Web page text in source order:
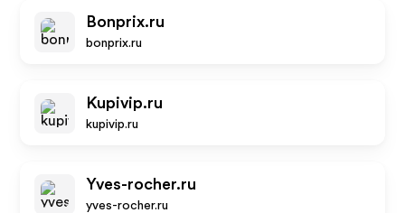
Bonprix.ru
bonprix.ru
Kupivip.ru
kupivip.ru
Yves-rocher.ru
yves-rocher.ru